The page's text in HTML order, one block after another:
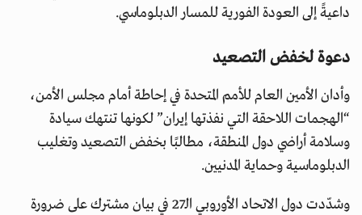
داعيةً إلى العودة الفورية للمسار الدبلوماسي.
دعوة لخفض التصعيد
وأدان الأمين العام للأمم المتحدة في إحاطة أمام مجلس الأمن،
“الهجمات اللاحقة التي نفذتها إيران” لكونها تنتهك سيادة
وسلامة أراضي دول المنطقة، مطالبًا بخفض التصعيد وتغليب
الدبلوماسية وحماية المدنيين.
وشدّدت دول الاتحاد الأوروبي الـ27 في بيان مشترك على ضرورة